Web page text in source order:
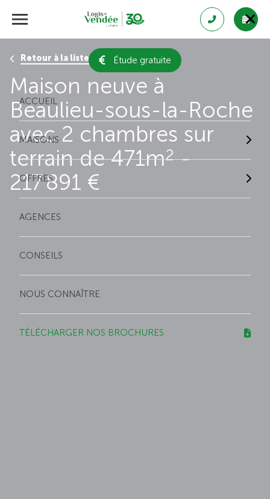
Étude gratuite
ACCUEIL
MAISONS
OFFRES
AGENCES
CONSEILS
NOUS CONNAÎTRE
TÉLÉCHARGER NOS BROCHURES
Retour à la liste des résultats
Maison neuve à
Beaulieu-sous-la-Roche
avec 2 chambres sur
terrain de 471m2-
217 891 €